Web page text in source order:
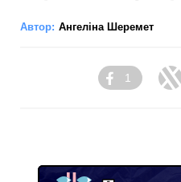
Автор: Ангеліна Шеремет
Facebook
1